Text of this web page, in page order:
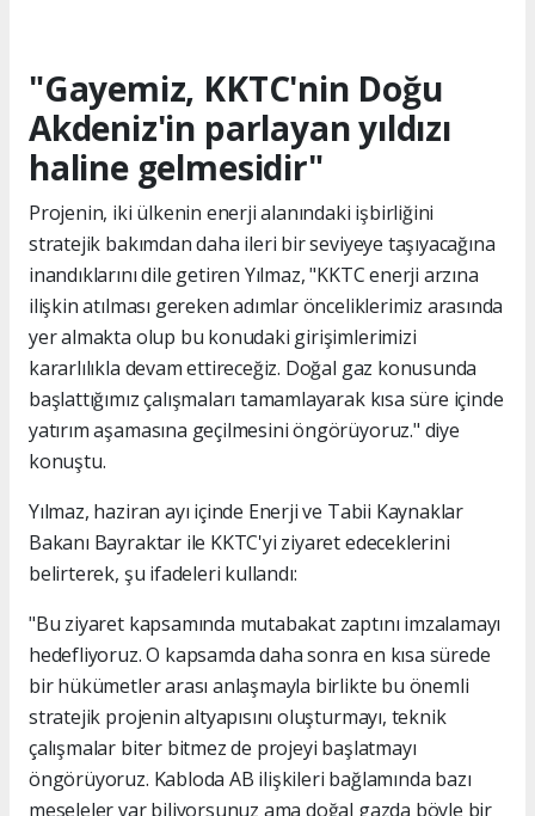
"Gayemiz, KKTC'nin Doğu
Akdeniz'in parlayan yıldızı
haline gelmesidir"
Projenin, iki ülkenin enerji alanındaki işbirliğini
stratejik bakımdan daha ileri bir seviyeye taşıyacağına
inandıklarını dile getiren Yılmaz, "KKTC enerji arzına
ilişkin atılması gereken adımlar önceliklerimiz arasında
yer almakta olup bu konudaki girişimlerimizi
kararlılıkla devam ettireceğiz. Doğal gaz konusunda
başlattığımız çalışmaları tamamlayarak kısa süre içinde
yatırım aşamasına geçilmesini öngörüyoruz." diye
konuştu.
Yılmaz, haziran ayı içinde Enerji ve Tabii Kaynaklar
Bakanı Bayraktar ile KKTC'yi ziyaret edeceklerini
belirterek, şu ifadeleri kullandı:
"Bu ziyaret kapsamında mutabakat zaptını imzalamayı
hedefliyoruz. O kapsamda daha sonra en kısa sürede
bir hükümetler arası anlaşmayla birlikte bu önemli
stratejik projenin altyapısını oluşturmayı, teknik
çalışmalar biter bitmez de projeyi başlatmayı
öngörüyoruz. Kabloda AB ilişkileri bağlamında bazı
meseleler var biliyorsunuz ama doğal gazda böyle bir